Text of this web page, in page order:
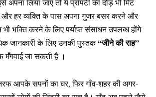
अपना लिया जाए तो ये प्रॉपर्टी की दौड़ भी मिट
और हर व्यक्ति के पास अपना गुजर बसर करने और
भी भक्ति करने के लिए पर्याप्त संसाधन उपलब्ध होंगे
जानकारी के लिए उनकी पुस्तक“जीने की राह”
मँगवाई जा सकती है ।
आपके सपनों का घर, फिर गाँव-शहर की अगर-